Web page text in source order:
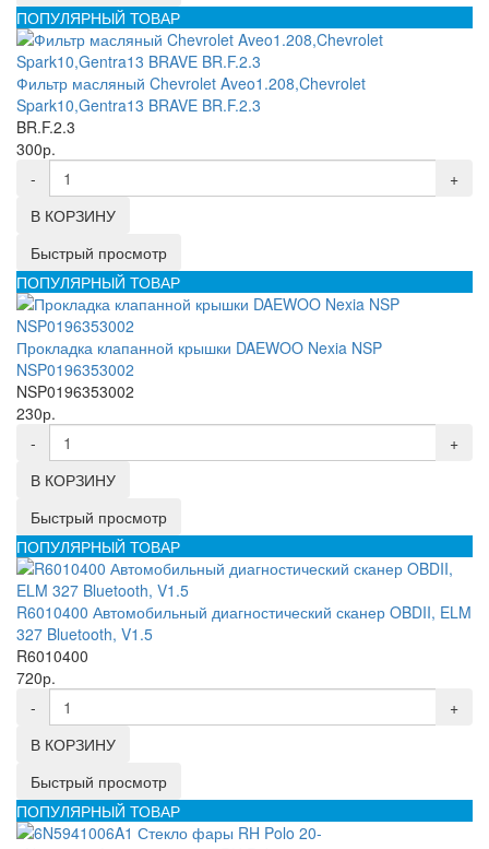
ПОПУЛЯРНЫЙ ТОВАР
Фильтр масляный Chevrolet Aveo1.208,Chevrolet
Spark10,Gentra13 BRAVE BR.F.2.3
BR.F.2.3
300р.
-
+
В КОРЗИНУ
Быстрый просмотр
ПОПУЛЯРНЫЙ ТОВАР
Прокладка клапанной крышки DAEWOO Nexia NSP
NSP0196353002
NSP0196353002
230р.
-
+
В КОРЗИНУ
Быстрый просмотр
ПОПУЛЯРНЫЙ ТОВАР
R6010400 Автомобильный диагностический сканер OBDII, ELM
327 Bluetooth, V1.5
R6010400
720р.
-
+
В КОРЗИНУ
Быстрый просмотр
ПОПУЛЯРНЫЙ ТОВАР